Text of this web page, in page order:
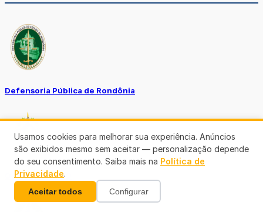
Defensoria Pública de Rondônia
Ouvidoria TJ-RO
Usamos cookies para melhorar sua experiência. Anúncios
são exibidos mesmo sem aceitar — personalização depende
do seu consentimento. Saiba mais na Política de
Privacidade.
Aceitar todos Configurar